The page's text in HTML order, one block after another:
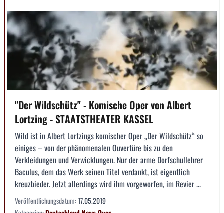
"Der Wildschütz" - Komische Oper von Albert
Lortzing - STAATSTHEATER KASSEL
Wild ist in Albert Lortzings komischer Oper „Der Wildschütz“ so
einiges – von der phänomenalen Ouvertüre bis zu den
Verkleidungen und Verwicklungen. Nur der arme Dorfschullehrer
Baculus, dem das Werk seinen Titel verdankt, ist eigentlich
kreuzbieder. Jetzt allerdings wird ihm vorgeworfen, im Revier ...
Veröffentlichungsdatum:17.05.2019